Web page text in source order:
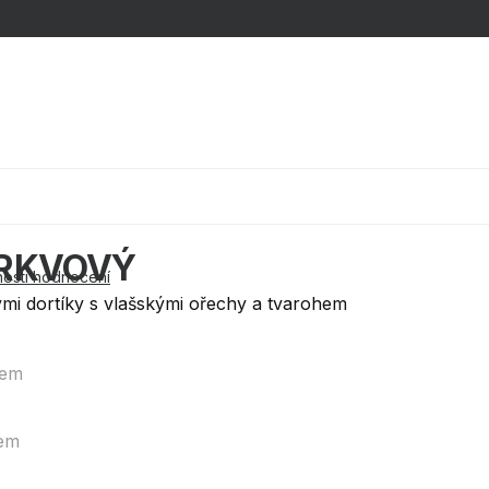
hodnocení
dortíky s vlašskými ořechy a tvarohem